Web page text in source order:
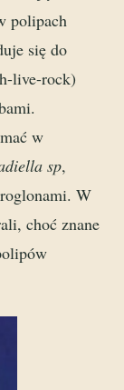
polipach
się do
live-rock)
w
sp,
W
choć znane